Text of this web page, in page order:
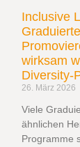
Inclusive
wirksam
Diversity-
26. März 2026
Viele
ähnlichen
Programme